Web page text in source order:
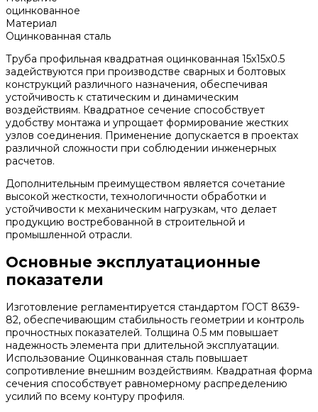
оцинкованное
Материал
Оцинкованная сталь
Труба профильная квадратная оцинкованная 15х15х0.5
задействуются при производстве сварных и болтовых
конструкций различного назначения, обеспечивая
устойчивость к статическим и динамическим
воздействиям. Квадратное сечение способствует
удобству монтажа и упрощает формирование жестких
узлов соединения. Применение допускается в проектах
различной сложности при соблюдении инженерных
расчетов.
Дополнительным преимуществом является сочетание
высокой жесткости, технологичности обработки и
устойчивости к механическим нагрузкам, что делает
продукцию востребованной в строительной и
промышленной отрасли.
Основные эксплуатационные
показатели
Изготовление регламентируется стандартом ГОСТ 8639-
82, обеспечивающим стабильность геометрии и контроль
прочностных показателей. Толщина 0.5 мм повышает
надежность элемента при длительной эксплуатации.
Использование Оцинкованная сталь повышает
сопротивление внешним воздействиям. Квадратная форма
сечения способствует равномерному распределению
усилий по всему контуру профиля.